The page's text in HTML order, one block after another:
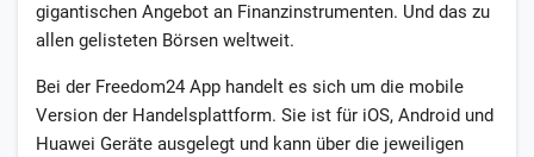
gigantischen Angebot an Finanzinstrumenten. Und das zu
allen gelisteten Börsen weltweit.
Bei der Freedom24 App handelt es sich um die mobile
Version der Handelsplattform. Sie ist für iOS, Android und
Huawei Geräte ausgelegt und kann über die jeweiligen